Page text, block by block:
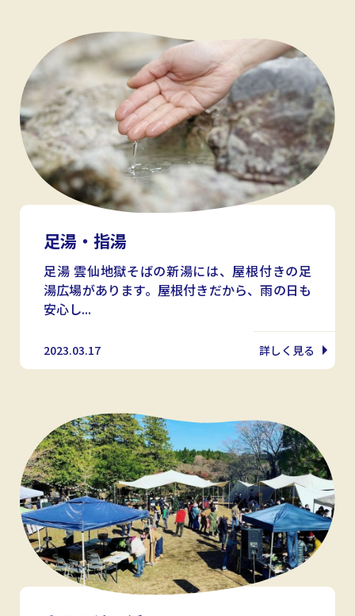
足湯・指湯
足湯 雲仙地獄そばの新湯には、屋根付きの足
湯広場があります。屋根付きだから、雨の日も
安心し...
2023.03.17 詳しく見る